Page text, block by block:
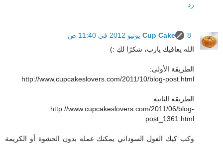
رد
Cup Cake
8 يونيو 2012 في 11:40 ص
الله يعافيك يارب، شكرًا لكِ :)
الطريقة الأولى:
http://www.cupcakeslovers.com/2011/10/blog-post.html
الطريقة الثانية:
http://www.cupcakeslovers.com/2011/06/blog-
post_1361.html
وكب كيك الفول السوداني يمكنك عمله بدون الحشوة أو الكريمة